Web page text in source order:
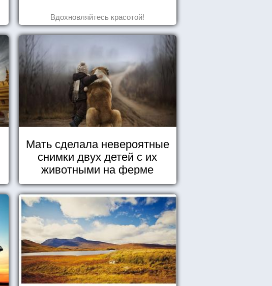
Вдохновляйтесь красотой!
Мать сделала невероятные
снимки двух детей с их
животными на ферме